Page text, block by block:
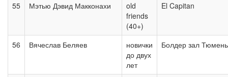
55 Мэтью Дэвид Макконахи
old
friends
(40+)
El Capitan
56 Вячеслав Беляев
новички
до двух
лет
Болдер зал Тюмень